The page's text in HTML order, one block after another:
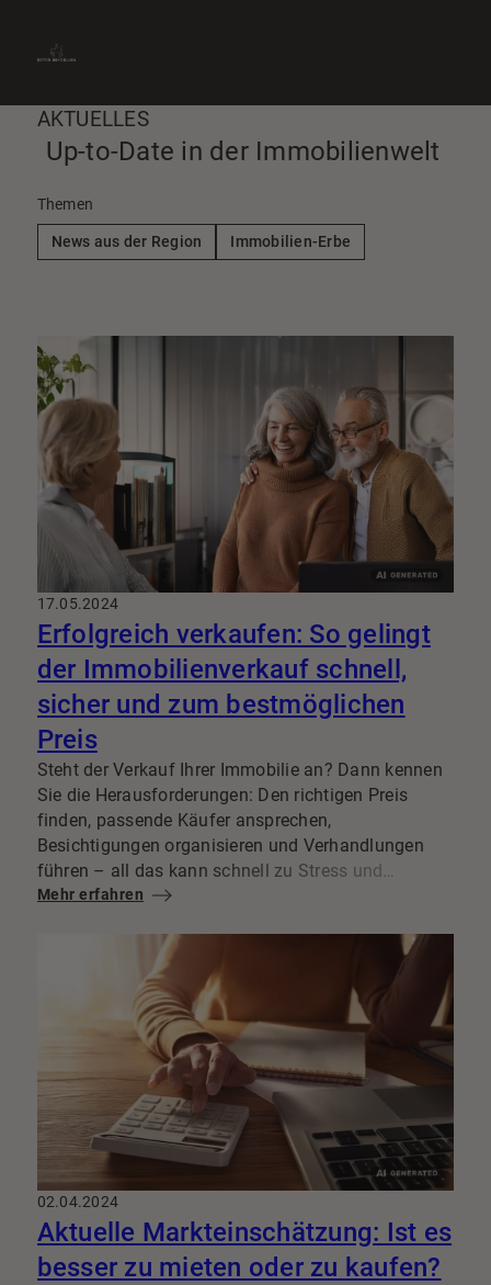
» Immobilie bewerten
AKTUELLES
Up-to-Date in der Immobilienwelt
Themen
News aus der Region
Immobilien-Erbe
17.05.2024
Erfolgreich verkaufen: So gelingt
der Immobilienverkauf schnell,
sicher und zum bestmöglichen
Preis
Steht der Verkauf Ihrer Immobilie an? Dann kennen
Sie die Herausforderungen: Den richtigen Preis
finden, passende Käufer ansprechen,
Besichtigungen organisieren und Verhandlungen
führen – all das kann schnell zu Stress und
Unsicherheit führen. Mit uns an Ihrer Seite können
Wir sind Ihr erfahrener Partner und kümmern uns
um alles – von der kostenlosen Erstberatung bis
zum reibungslosen Notartermin.
Mehr erfahren
02.04.2024
Aktuelle Markteinschätzung: Ist es
besser zu mieten oder zu kaufen?